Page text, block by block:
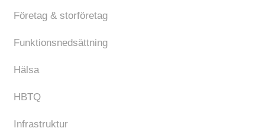
Företag & storföretag
Funktionsnedsättning
Hälsa
HBTQ
Infrastruktur